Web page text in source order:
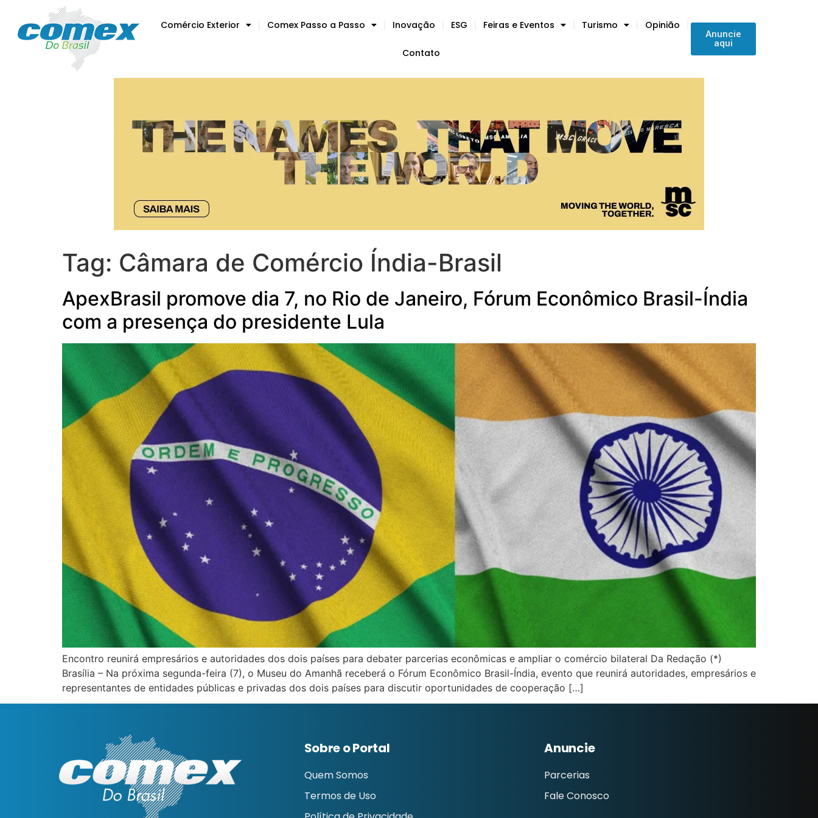
Comércio Exterior Comex Passo a Passo Inovação ESG Feiras e Eventos Turismo Opinião
Contato
Anuncie
aqui
Tag: Câmara de Comércio Índia-Brasil
ApexBrasil promove dia 7, no Rio de Janeiro, Fórum Econômico Brasil-Índia
com a presença do presidente Lula
Encontro reunirá empresários e autoridades dos dois países para debater parcerias econômicas e ampliar o comércio bilateral Da Redação (*)
Brasília – Na próxima segunda-feira (7), o Museu do Amanhã receberá o Fórum Econômico Brasil-Índia, evento que reunirá autoridades, empresários e
representantes de entidades públicas e privadas dos dois países para discutir oportunidades de cooperação […]
Sobre o Portal
Quem Somos
Termos de Uso
Anuncie
Parcerias
Fale Conosco